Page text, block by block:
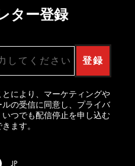
ター登録
登録
により、マーケティングや
の受信に同意し、プライバ
つでも配信停止を申し込む
ます。
JP